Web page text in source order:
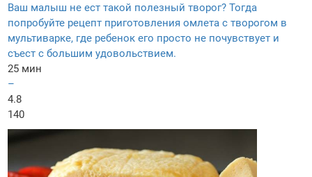
Ваш малыш не ест такой полезный творог? Тогда
попробуйте рецепт приготовления омлета с творогом в
мультиварке, где ребенок его просто не почувствует и
съест с большим удовольствием.
25 мин
–
4.8
140